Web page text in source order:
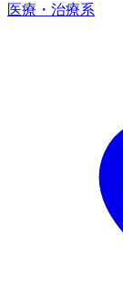
医療・治療系